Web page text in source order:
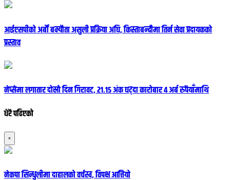
आईएसपीको अर्बौं बक्यौता असुली प्रक्रिया अघि, किस्ताबन्दीमा तिर्न सेवा प्रदायकको
प्रस्ताव
नेप्सेमा लगातार दोस्रो दिन गिरावट, २१.१५ अंक घट्दा कारोबार ४ अर्ब रुपैयाँमाथि
धेरै पढिएको
×
नेकपा सिन्धुलीमा दाहालको वर्चस्व, विपक्ष आत्तियो